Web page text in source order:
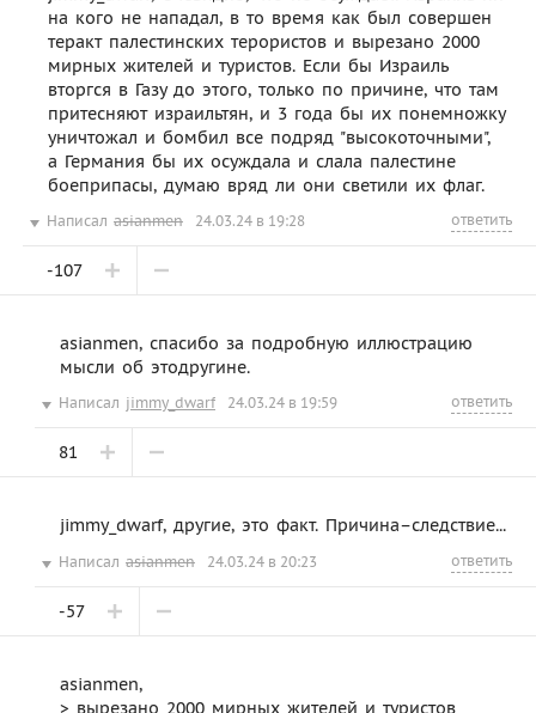
на кого не нападал, в то время как был совершен
теракт палестинских терористов и вырезано 2000
мирных жителей и туристов. Если бы Израиль
вторгся в Газу до этого, только по причине, что там
притесняют израильтян, и 3 года бы их понемножку
уничтожал и бомбил все подряд "высокоточными",
а Германия бы их осуждала и слала палестине
боеприпасы, думаю вряд ли они светили их флаг.
Написал asianmen 24.03.24 в 19:28 ответить
-107
asianmen, спасибо за подробную иллюстрацию
мысли об этодругине.
Написал jimmy_dwarf 24.03.24 в 19:59 ответить
81
jimmy_dwarf, другие, это факт. Причина–следствие...
Написал asianmen 24.03.24 в 20:23 ответить
-57
asianmen,
> вырезано 2000 мирных жителей и туристов